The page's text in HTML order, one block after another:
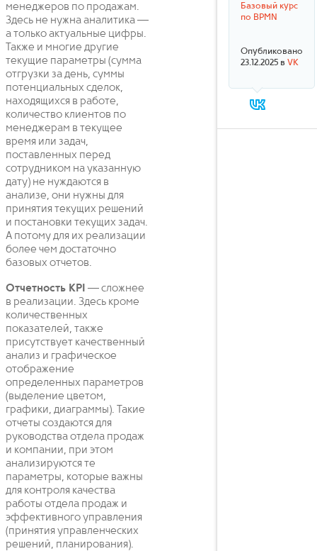
менеджеров по продажам.
Здесь не нужна аналитика —
а только актуальные цифры.
Также и многие другие
текущие параметры (сумма
отгрузки за день, суммы
потенциальных сделок,
находящихся в работе,
количество клиентов по
менеджерам в текущее
время или задач,
поставленных перед
сотрудником на указанную
дату) не нуждаются в
анализе, они нужны для
принятия текущих решений
и постановки текущих задач.
А потому для их реализации
более чем достаточно
базовых отчетов.
Отчетность KPI — сложнее
в реализации. Здесь кроме
количественных
показателей, также
присутствует качественный
анализ и графическое
отображение
определенных параметров
(выделение цветом,
графики, диаграммы). Такие
отчеты создаются для
руководства отдела продаж
и компании, при этом
анализируются те
параметры, которые важны
для контроля качества
работы отдела продаж и
эффективного управления
(принятия управленческих
решений, планирования).
Базовый курс
по BPMN
Опубликовано
23.12.2025 в VK